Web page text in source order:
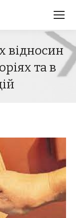
відносин
та в